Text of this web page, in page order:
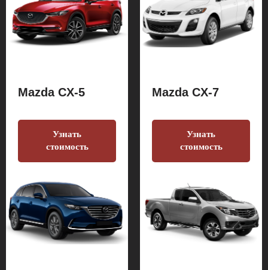
Mazda CX-5
Узнать
стоимость
Mazda CX-7
Узнать
стоимость